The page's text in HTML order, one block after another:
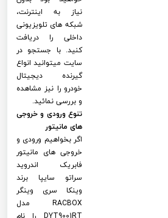
نیاز به اینترنت،
شبکه های تلویزیونی
داخلی را دریافت
کنید. با جستجو در
سایت میتوانید انواع
گیرنده دیجیتال
خودرو را نیز مشاهده
و بررسی نمائید.
تنوع ورودی و خروجی
های مانیتور
اگر بخواهیم ورودی و
خروجی های مانیتور
فابریک اندروید
سراتو سایپا برند
وینکا سری وینگر
RACBOX مدل